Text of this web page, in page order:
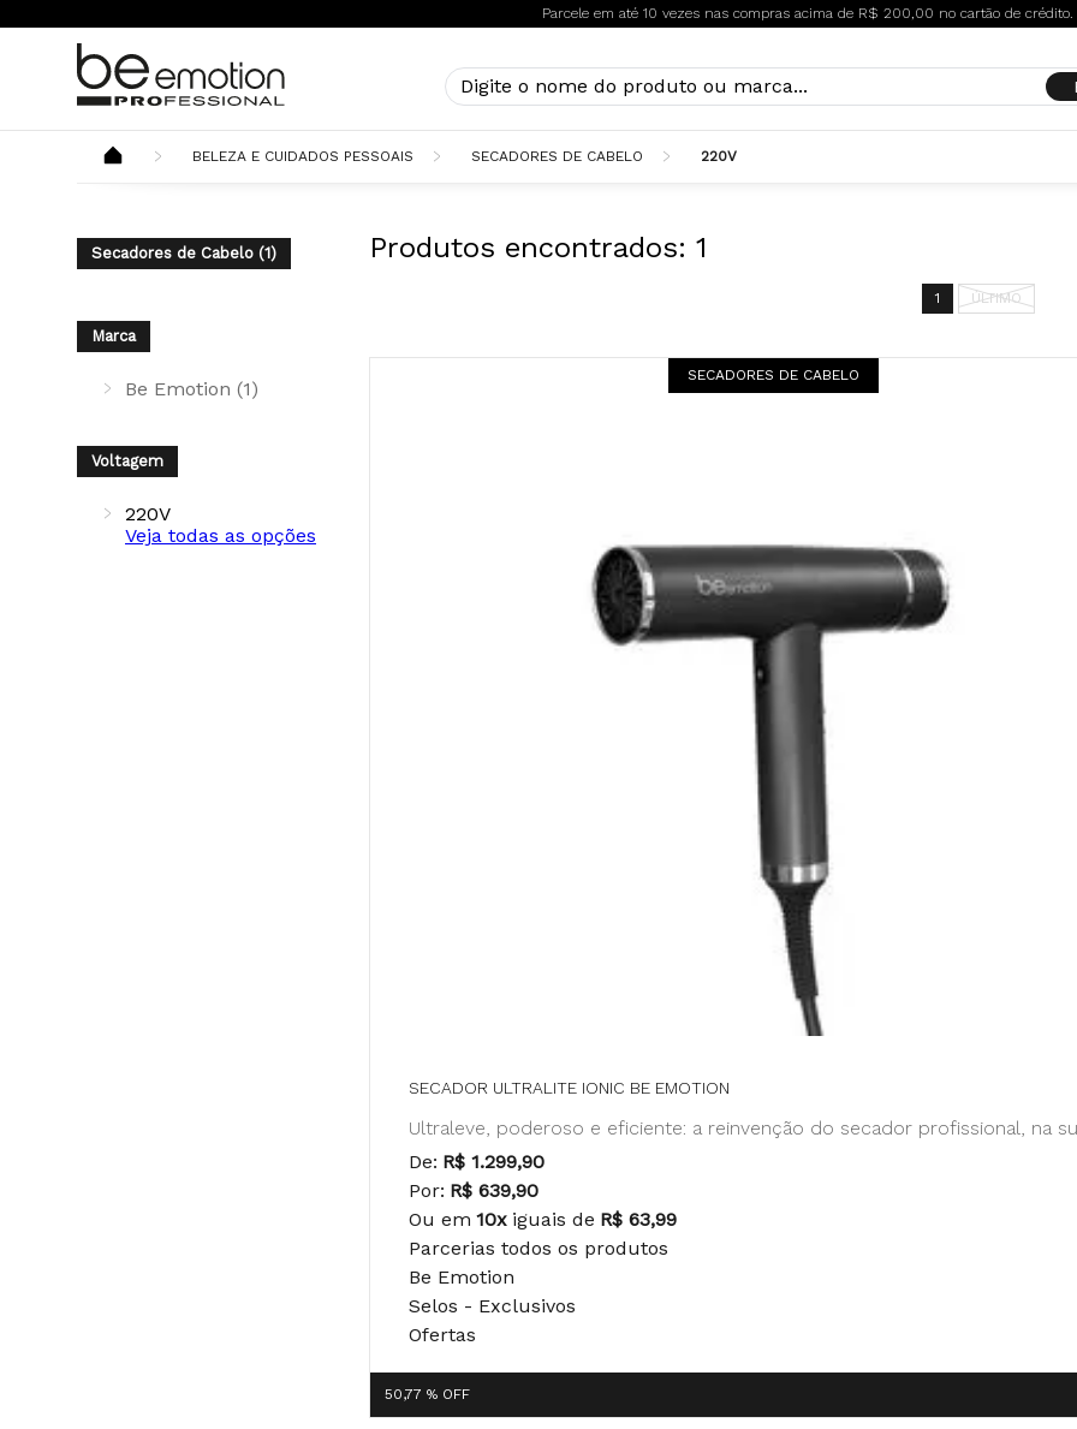
Parcele em até 10 vezes nas compras acima de R$ 200,00 no cartão de crédito.
BELEZA E CUIDADOS PESSOAIS SECADORES DE CABELO 220V
Secadores de Cabelo (1)
Marca
Be Emotion (1)
Voltagem
220V
Veja todas as opções
Produtos encontrados: 1
1 ÚLTIMO
SECADORES DE CABELO
SECADOR ULTRALITE IONIC BE EMOTION
Ultraleve, poderoso e eficiente: a reinvenção do secador profissional, na
De: R$ 1.299,90
Por: R$ 639,90
Ou em 10x iguais de R$ 63,99
Parcerias todos os produtos
Be Emotion
Selos - Exclusivos
Ofertas
50,77 % OFF